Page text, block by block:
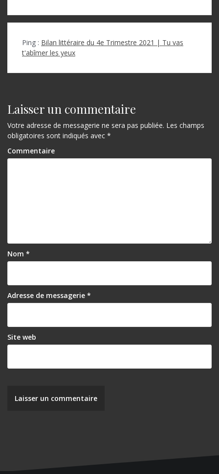
Ping : Bilan littéraire du 4e Trimestre 2021 | Tu vas
t'abîmer les yeux
Laisser un commentaire
Votre adresse de messagerie ne sera pas publiée. Les champs
obligatoires sont indiqués avec *
Commentaire
Nom *
Adresse de messagerie *
Site web